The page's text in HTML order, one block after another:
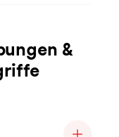
&